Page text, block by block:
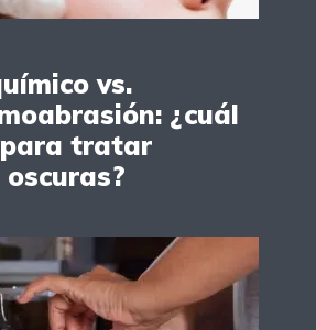
vs.
¿cuál
para tratar